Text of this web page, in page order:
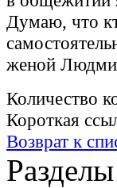
Думаю, что
женой
Количество
Короткая
Возврат к
Разделы